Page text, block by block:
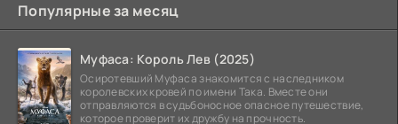
Популярные за месяц
Муфаса: Король Лев (2025)
Осиротевший Муфаса знакомится с наследником
королевских кровей по имени Така. Вместе они
отправляются в судьбоносное опасное путешествие,
которое проверит их дружбу на прочность.